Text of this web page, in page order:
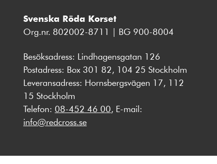
Svenska Röda Korset
Org.nr. 802002-8711 | BG 900-8004
Besöksadress: Lindhagensgatan 126
Postadress: Box 301 82, 104 25 Stockholm
Leveransadress: Hornsbergsvägen 17, 112
15 Stockholm
Telefon: 08-452 46 00, E-mail:
info@redcross.se